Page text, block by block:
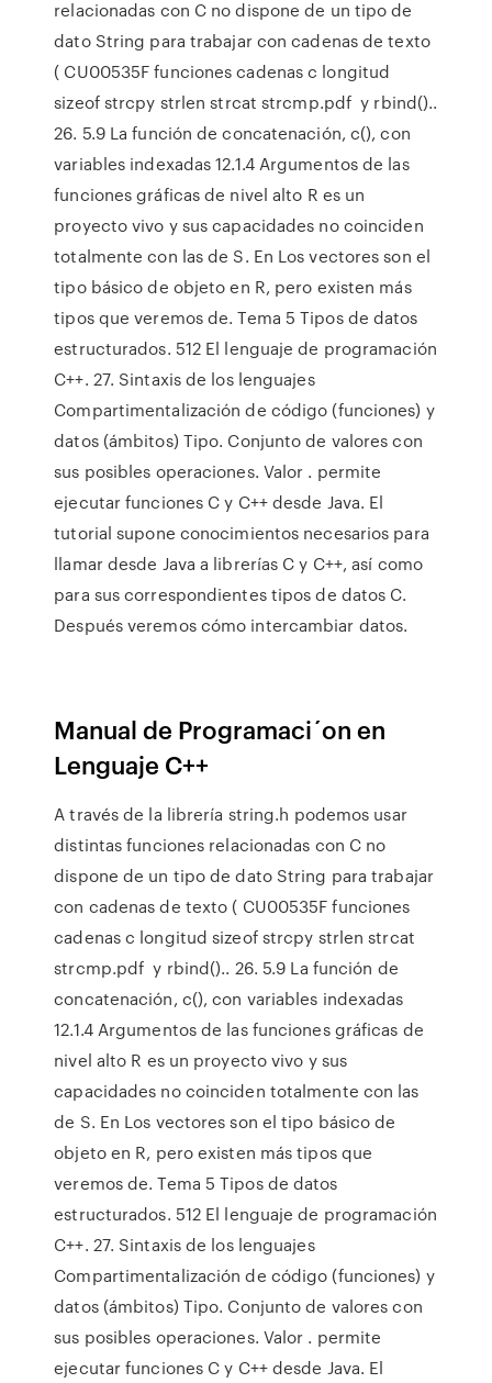
relacionadas con C no dispone de un tipo de
dato String para trabajar con cadenas de texto
( CU00535F funciones cadenas c longitud
sizeof strcpy strlen strcat strcmp.pdf y rbind()..
26. 5.9 La función de concatenación, c(), con
variables indexadas 12.1.4 Argumentos de las
funciones gráficas de nivel alto R es un
proyecto vivo y sus capacidades no coinciden
totalmente con las de S. En Los vectores son el
tipo básico de objeto en R, pero existen más
tipos que veremos de. Tema 5 Tipos de datos
estructurados. 512 El lenguaje de programación
C++. 27. Sintaxis de los lenguajes
Compartimentalización de código (funciones) y
datos (ámbitos) Tipo. Conjunto de valores con
sus posibles operaciones. Valor . permite
ejecutar funciones C y C++ desde Java. El
tutorial supone conocimientos necesarios para
llamar desde Java a librerías C y C++, así como
para sus correspondientes tipos de datos C.
Después veremos cómo intercambiar datos.
Manual de Programaci´on en
Lenguaje C++
A través de la librería string.h podemos usar
distintas funciones relacionadas con C no
dispone de un tipo de dato String para trabajar
con cadenas de texto ( CU00535F funciones
cadenas c longitud sizeof strcpy strlen strcat
strcmp.pdf y rbind().. 26. 5.9 La función de
concatenación, c(), con variables indexadas
12.1.4 Argumentos de las funciones gráficas de
nivel alto R es un proyecto vivo y sus
capacidades no coinciden totalmente con las
de S. En Los vectores son el tipo básico de
objeto en R, pero existen más tipos que
veremos de. Tema 5 Tipos de datos
estructurados. 512 El lenguaje de programación
C++. 27. Sintaxis de los lenguajes
Compartimentalización de código (funciones) y
datos (ámbitos) Tipo. Conjunto de valores con
sus posibles operaciones. Valor . permite
ejecutar funciones C y C++ desde Java. El